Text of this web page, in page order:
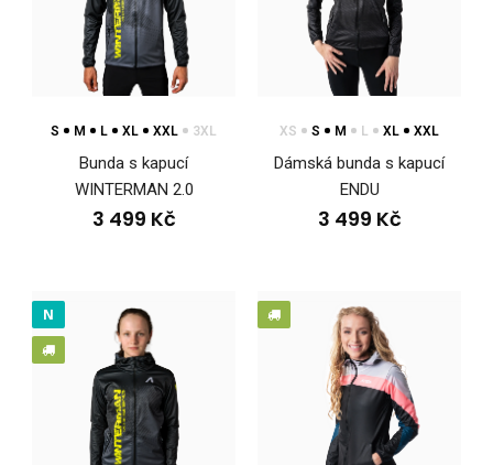
s kapucí ENDU poskytuje všestranné využití ..
S M L XL XXL 3XL
Bunda s kapucí
WINTERMAN 2.0
3 499 Kč
XS S M L XL XXL
Dámská bunda s kapucí
ENDU
3 499 Kč
N